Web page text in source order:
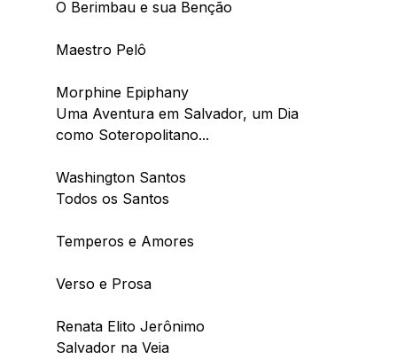
O Berimbau e sua Benção
Maestro Pelô
Morphine Epiphany
Uma Aventura em Salvador, um Dia
como Soteropolitano...
Washington Santos
Todos os Santos
Temperos e Amores
Verso e Prosa
Renata Elito Jerônimo
Salvador na Veia